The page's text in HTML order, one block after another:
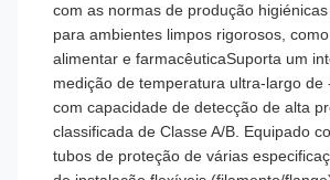
com as normas de produção
para ambientes limpos rigorosos,
alimentar e farmacêuticaSuporta um
medição de temperatura ultra-largo de
com capacidade de detecção de alta
classificada de Classe A/B. Equipado
tubos de proteção de várias